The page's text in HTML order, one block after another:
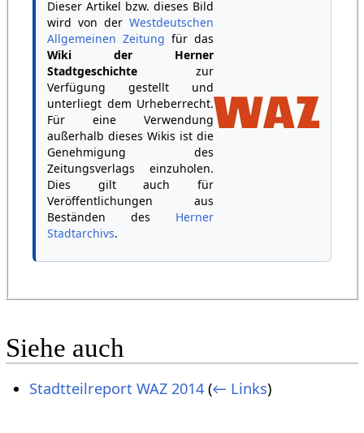
Dieser Artikel bzw. dieses Bild
wird von derWestdeutschen
Allgemeinen Zeitung für das
Wiki der Herner
Stadtgeschichtezur
Verfügung gestellt und
unterliegt dem Urheberrecht.
Für eine Verwendung
außerhalb dieses Wikis ist die
Genehmigung des
Zeitungsverlags einzuholen.
Dies gilt auch für
Veröffentlichungen aus
Beständen des Herner
Stadtarchivs.
Siehe auch
Stadtteilreport WAZ 2014 (← Links)